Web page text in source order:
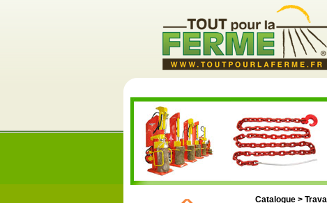
Catalogue >